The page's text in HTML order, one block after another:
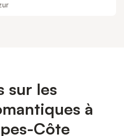
sur les
à
Côte